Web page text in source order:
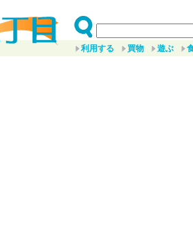
利用する 買物 遊ぶ